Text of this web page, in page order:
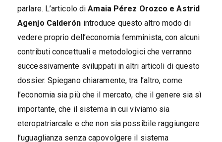
parlare. L’articolo diAmaia Pérez Orozco e Astrid
Agenjo Calderón introduce questo altro modo di
vedere proprio dell’economia femminista, con alcuni
contributi concettuali e metodologici che verranno
successivamente sviluppati in altri articoli di questo
dossier. Spiegano chiaramente, tra l’altro, come
l’economia sia più che il mercato, che il genere sia sì
importante, che il sistema in cui viviamo sia
eteropatriarcale e che non sia possibile raggiungere
l’uguaglianza senza capovolgere il sistema